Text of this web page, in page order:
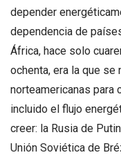
depender
dependencia de
África, hace solo
ochenta, era la que se
norteamericanas para
incluido el flujo
creer: la Rusia de
Unión Soviética de